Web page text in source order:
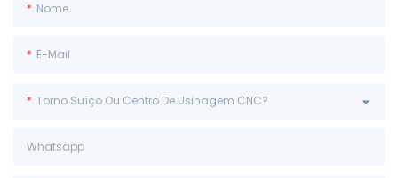
Nome
E-Mail
Torno Suíço Ou Centro De Usinagem CNC?
Whatsapp